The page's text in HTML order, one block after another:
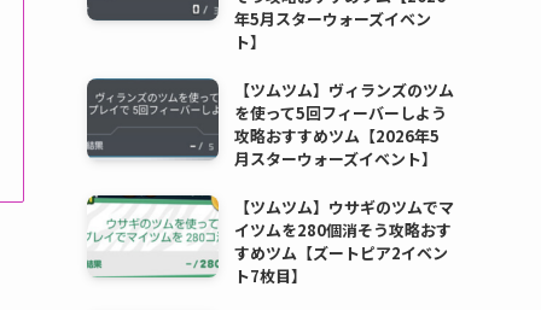
年5月スターウォーズイベン
ト】
【ツムツム】ヴィランズのツム
を使って5回フィーバーしよう
攻略おすすめツム【2026年5
月スターウォーズイベント】
【ツムツム】ウサギのツムでマ
イツムを280個消そう攻略おす
すめツム【ズートピア2イベン
ト7枚目】